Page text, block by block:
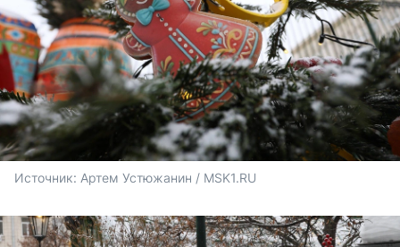
Источник: Артем Устюжанин / MSK1.RU